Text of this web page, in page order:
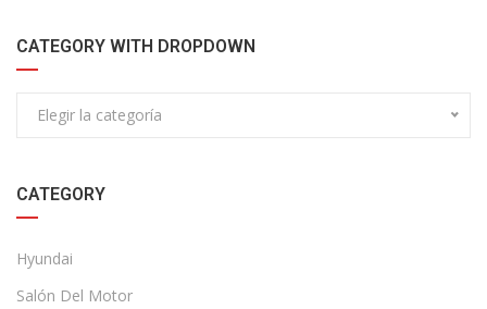
CATEGORY WITH DROPDOWN
Elegir la categoría
CATEGORY
Hyundai
Salón Del Motor